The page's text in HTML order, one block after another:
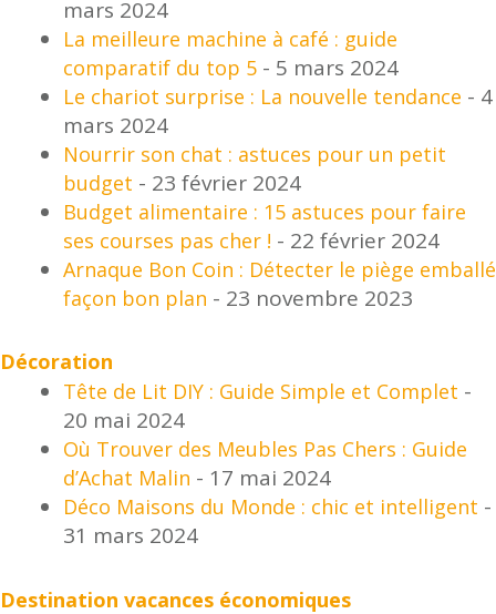
mars 2024
La meilleure machine à café : guide
comparatif du top 5 - 5 mars 2024
Le chariot surprise : La nouvelle tendance - 4
mars 2024
Nourrir son chat : astuces pour un petit
budget - 23 février 2024
Budget alimentaire : 15 astuces pour faire
ses courses pas cher ! - 22 février 2024
Arnaque Bon Coin : Détecter le piège emballé
façon bon plan - 23 novembre 2023
Décoration
Tête de Lit DIY : Guide Simple et Complet -
20 mai 2024
Où Trouver des Meubles Pas Chers : Guide
d’Achat Malin - 17 mai 2024
Déco Maisons du Monde : chic et intelligent -
31 mars 2024
Destination vacances économiques